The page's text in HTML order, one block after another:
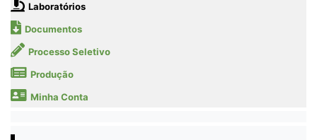
Laboratórios
Documentos
Processo Seletivo
Produção
Minha Conta